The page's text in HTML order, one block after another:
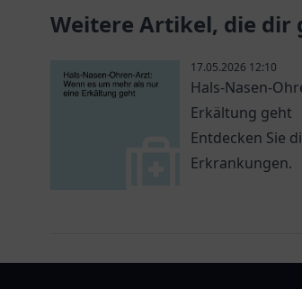
Weitere Artikel, die dir
17.05.2026 12:10
Hals-Nasen-
Erkältung geht
Entdecken Sie
Erkrankungen.